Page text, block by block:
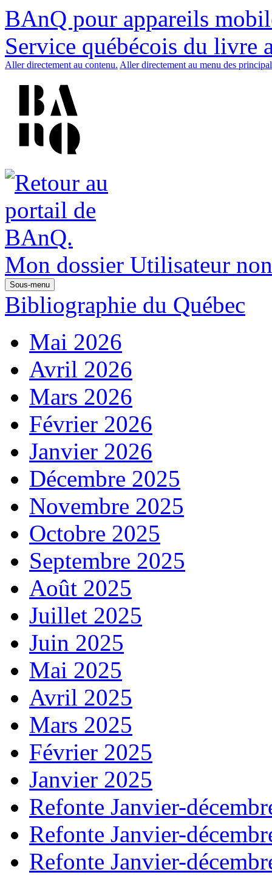
BAnQ pour appareils
Service québécois du livre
Aller directement au contenu. Aller directement au menu des
Mon dossier Utilisateur
Sous-menu
Bibliographie du Québec
Mai 2026
Avril 2026
Mars 2026
Février 2026
Janvier 2026
Décembre 2025
Novembre 2025
Octobre 2025
Septembre 2025
Août 2025
Juillet 2025
Juin 2025
Mai 2025
Avril 2025
Mars 2025
Février 2025
Janvier 2025
Refonte Janvier-
Refonte Janvier-
Refonte Janvier-